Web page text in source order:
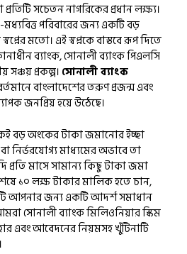
সচেতন নাগরিকের প্রধান লক্ষ্য।
মধ্যবিত্ত পরিবারের জন্য একটি বড়
মতো। এই স্বপ্নকে বাস্তবে রূপ দিতে
ব্যাংক, সোনালী ব্যাংক পিএলসি
সঞ্চয় প্রকল্প। সোনালী ব্যাংক
বাংলাদেশের তরুণ প্রজন্ম এবং
জনপ্রিয় হয়ে উঠেছে।
বড় অংকের টাকা জমানোর ইচ্ছা
নির্ভরযোগ্য মাধ্যমের অভাবে তা
প্রতি মাসে সামান্য কিছু টাকা জমা
১০ লক্ষ টাকার মালিক হতে চান,
আপনার জন্য একটি আদর্শ সমাধান
সোনালী ব্যাংক মিলিওনিয়ার স্কিম
এবং আবেদনের নিয়মসহ খুঁটিনাটি